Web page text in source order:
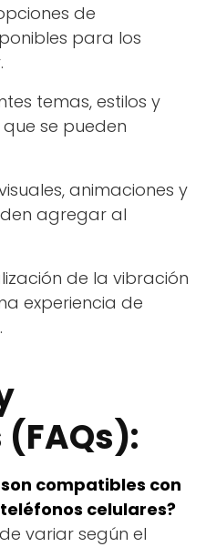
de
para los
temas, estilos y
se pueden
animaciones y
agregar al
de la vibración
experiencia de
compatibles con
celulares?
variar según el